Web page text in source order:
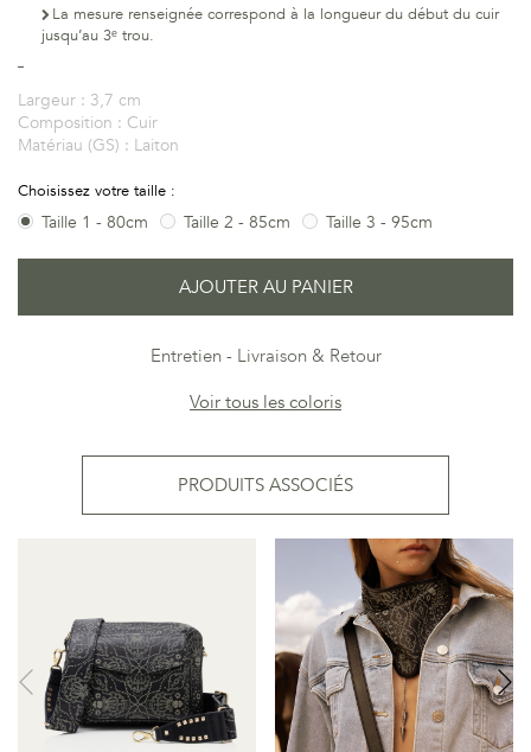
La mesure renseignée correspond à la longueur du début du cuir
jusqu’au 3ᵉ trou.
Largeur : 3,7 cm
Composition : Cuir
Matériau (GS) : Laiton
Choisissez votre taille :
Taille 1 - 80cm Taille 2 - 85cm Taille 3 - 95cm
AJOUTER AU PANIER
Entretien
Livraison & Retour
Voir tous les coloris
PRODUITS ASSOCIÉS